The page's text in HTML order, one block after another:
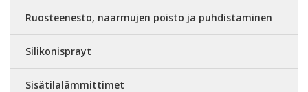
Ruosteenesto, naarmujen poisto ja puhdistaminen
Silikonisprayt
Sisätilalämmittimet